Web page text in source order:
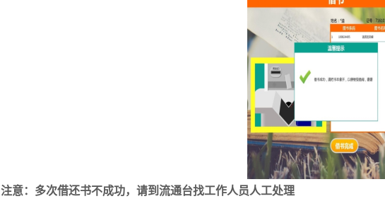
注意：多次借还书不成功，请到流通台找工作人员人工处理